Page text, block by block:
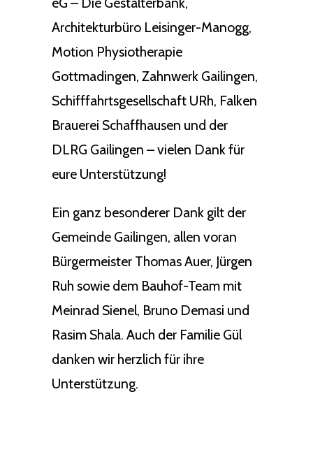
Architekturbüro Leisinger-Manogg,
Motion Physiotherapie
Gottmadingen, Zahnwerk Gailingen,
Schifffahrtsgesellschaft URh, Falken
Brauerei Schaffhausen und der
DLRG Gailingen – vielen Dank für
eure Unterstützung!
Ein ganz besonderer Dank gilt der
Gemeinde Gailingen, allen voran
Bürgermeister Thomas Auer, Jürgen
Ruh sowie dem Bauhof-Team mit
Meinrad Sienel, Bruno Demasi und
Rasim Shala. Auch der Familie Gül
danken wir herzlich für ihre
Unterstützung.